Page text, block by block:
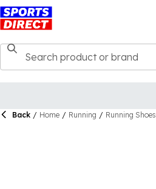
Back / Home / Running / Running Shoes